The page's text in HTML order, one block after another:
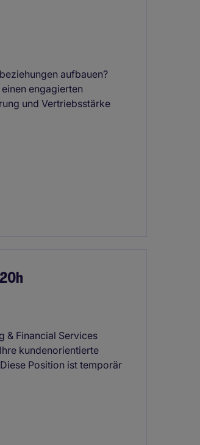
aufbauen?
engagierten
und Vertriebsstärke
& Financial Services
kundenorientierte
Position ist temporär